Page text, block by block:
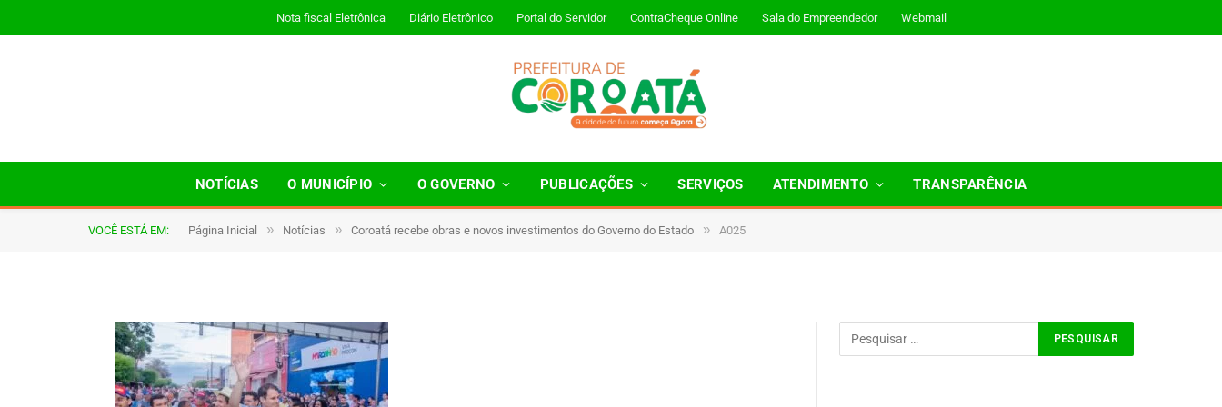
Nota fiscal Eletrônica Diário Eletrônico Portal do Servidor ContraCheque Online Sala do Empreendedor Webmail
NOTÍCIAS O MUNICÍPIO O GOVERNO PUBLICAÇÕES SERVIÇOS ATENDIMENTO TRANSPARÊNCIA
VOCÊ ESTÁ EM: Página Inicial » Notícias » Coroatá recebe obras e novos investimentos do Governo do Estado » A025